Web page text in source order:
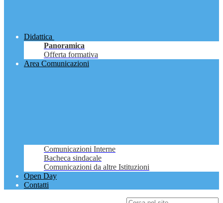
Didattica
Panoramica
Offerta formativa
Area Comunicazioni
Comunicazioni Interne
Bacheca sindacale
Comunicazioni da altre Istituzioni
Open Day
Contatti